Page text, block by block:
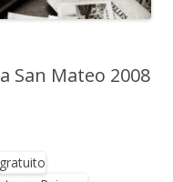
San Mateo 2008